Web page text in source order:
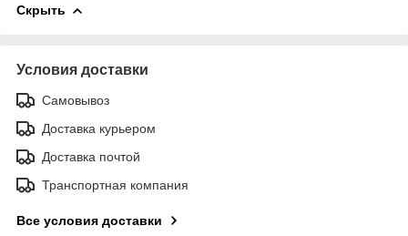
Скрыть
Условия доставки
Самовывоз
Доставка курьером
Доставка почтой
Транспортная компания
Все условия доставки